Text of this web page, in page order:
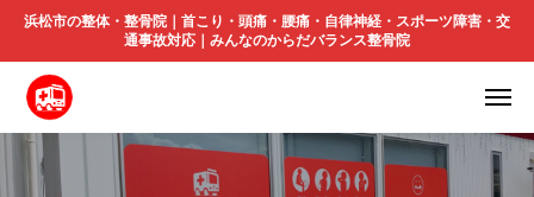
浜松市の整体・整骨院｜首こり・頭痛・腰痛・自律神経・スポーツ障害・交
通事故対応｜みんなのからだバランス整骨院